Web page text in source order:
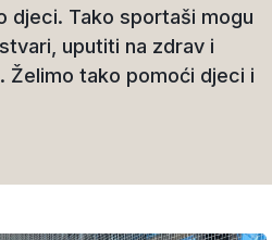
djeci. Tako sportaši mogu
uputiti na zdrav i
Želimo tako pomoći djeci i